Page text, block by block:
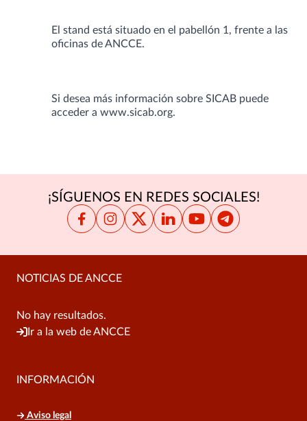
El stand está situado en el pabellón 1, frente a las
oficinas de ANCCE.
Si desea más información sobre SICAB puede
acceder a www.sicab.org.
¡SÍGUENOS EN REDES SOCIALES!
NOTICIAS DE ANCCE
No hay resultados.
Ir a la web de ANCCE
INFORMACIÓN
Aviso legal